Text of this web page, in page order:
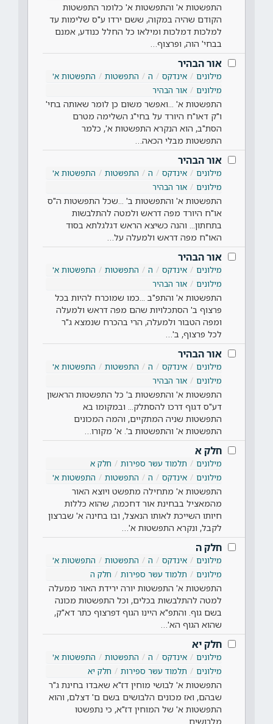
התפשטות א' והתפשטות א' כלומר התפשטות
הקודם שהיה במקוה, ששם ירדו ע"ס שלימות עד
למלכות דמלכות ומילאו כל החלל כנודע, אמנם
בבחי' הוה, ופרצוף…
אור הבהיר
מילונים אינדקס ה התפשטות
התפשטות א'
מילונים
אור הבהיר
התפשטות א' ...ואפשר משום כן לומר שאותה בחי'
ו"ק דאו"ח היורד על בחי"ג השלימה מטרם
הסת"ב, הוא הנקרא התפשטות א', כלמר
התפשטות מבלי הכאה…
אור הבהיר
מילונים אינדקס ה התפשטות
התפשטות א'
מילונים
אור הבהיר
התפשטות א' והתפשטות ב' ...שכל התפשטות ה"ס
או"ח היורד מפה דראש ולמטה להתלבשות
בתחתון... והנה כשיצא הראש דגלגלתא בסוד
האו"ח מפה דראש ולמעלה על…
אור הבהיר
מילונים אינדקס ה התפשטות
התפשטות א'
מילונים
אור הבהיר
התפשטות א' והתפ"ב ...כמו שמוכרח להיות בכל
פרצוף ב' הסתכלויות שהם מפה דראש ולמעלה
ומפה הטבור ולמעלה, הרי בהכרח שנמצא ג"ר
לכל פרצוף, ב'…
אור הבהיר
מילונים אינדקס ה התפשטות
התפשטות א'
מילונים
אור הבהיר
התפשטות א' והתפשטות ב' כל התפשטות הראשון
דע"ס דגוף דרכו להסתלק... ובמקומו בא
התפשטות שניה המתקיים, והמה המכונים
התפשטות א' והתפשטות ב'. א' מקורו…
חלק א
מילונים תלמוד עשר ספירות
חלק א
מילונים
אינדקס ה התפשטות התפשטות א'
התפשטות א' מתחילה מתפשט ויוצא האור
מהמאציל בבחינת אור דחכמה, שהוא כללות
חיותו השייכת לאותו הנאצל, ובו בחינה א' שברצון
לקבל, ונקרא התפשטות א'…
חלק ה
מילונים אינדקס ה התפשטות
התפשטות א'
מילונים
תלמוד עשר ספירות חלק ה
התפשטות א' התפשטות יורה ירידת האור ממעלה
למטה להתלבשות בכלים, וכל התפשטות מכונה
בשם גוף. והתפ"א היינו הגוף דפרצוף כתר דא"ק,
שהוא הגוף הא'…
חלק יא
מילונים אינדקס ה התפשטות
התפשטות א'
מילונים
תלמוד עשר ספירות חלק יא
התפשטות א' לבושי מוחין דז"א שאבדו בחינת ג"ר
שבהם, ואז מכונים הלבושים בשם ם' דצלם, והוא
התפשטות א' של המוחין דז"א, כי נתפשטו
מלבושים…